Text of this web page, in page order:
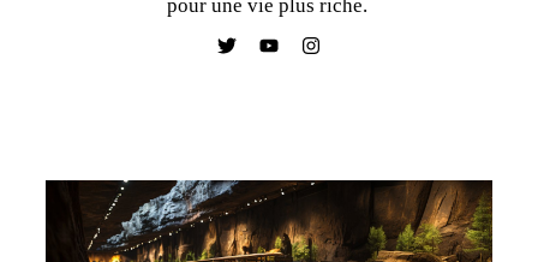
pour une vie plus riche.